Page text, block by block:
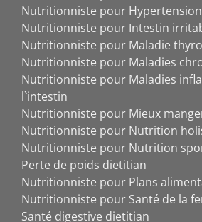
Nutritionniste pour Hypertension
Nutritionniste pour Intestin
Nutritionniste pour Maladie
Nutritionniste pour Maladies
Nutritionniste pour Maladies
l`intestin
Nutritionniste pour Mieux
Nutritionniste pour Nutrition
Nutritionniste pour Nutrition
Perte de poids dietitian
Nutritionniste pour Plans
Nutritionniste pour Santé de la
Santé digestive dietitian